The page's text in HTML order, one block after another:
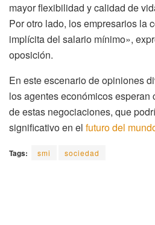
mayor flexibilidad y calidad de
Por otro lado, los empresarios la
implícita del salario mínimo»,
oposición.
En este escenario de opiniones
los agentes económicos
de estas negociaciones, que
significativo en el futuro del
Tags: smi sociedad